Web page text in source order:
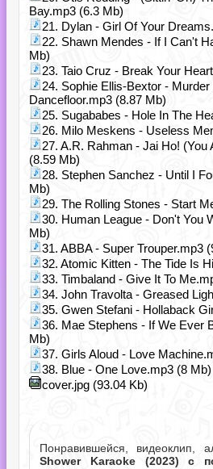
Bay.mp3 (6.3 Mb)
21. Dylan - Girl Of Your
22. Shawn Mendes - If I Can't
Mb)
23. Taio Cruz - Break Your
24. Sophie Ellis-Bextor - Murder
Dancefloor.mp3 (8.87 Mb)
25. Sugababes - Hole In The
26. Milo Meskens - Useless
27. A.R. Rahman - Jai Ho!
(8.59 Mb)
28. Stephen Sanchez - Until I
Mb)
29. The Rolling Stones - Start
30. Human League - Don't You
Mb)
31. ABBA - Super Trouper.mp3
32. Atomic Kitten - The Tide Is
33. Timbaland - Give It To
34. John Travolta - Greased
35. Gwen Stefani - Hollaback
36. Mae Stephens - If We Ever
Mb)
37. Girls Aloud - Love
38. Blue - One Love.mp3 (8 Mb)
cover.jpg (93.04 Kb)
Понравившейся, видеоклип,
Shower Karaoke (2023) с